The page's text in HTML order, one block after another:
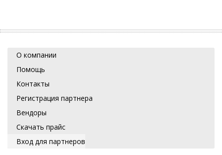
О компании
Помощь
Контакты
Регистрация партнера
Вендоры
Скачать прайс
Вход для партнеров